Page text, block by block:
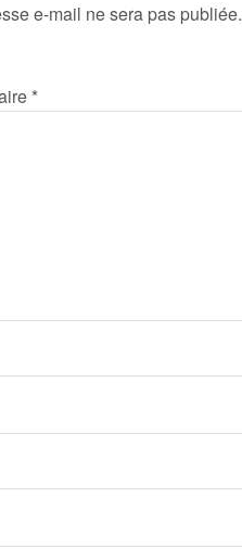
e-mail ne sera pas publiée.
*